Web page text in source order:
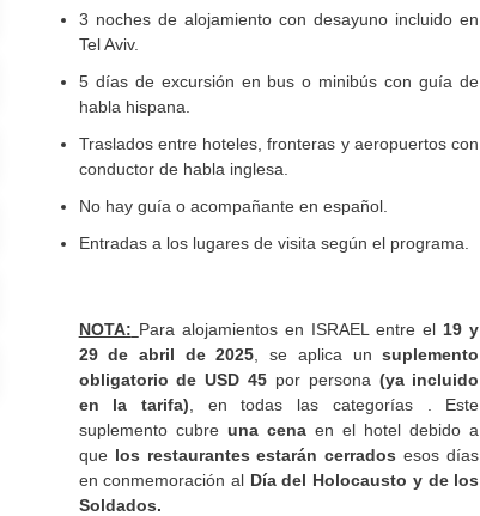
3 noches de alojamiento con desayuno incluido en
Tel Aviv.
5 días de excursión en bus o minibús con guía de
habla hispana.
Traslados entre hoteles, fronteras y aeropuertos con
conductor de habla inglesa.
No hay guía o acompañante en español.
Entradas a los lugares de visita según el programa.
NOTA: Para alojamientos en ISRAEL entre el 19 y
29 de abril de 2025 , se aplica unsuplemento
obligatorio de USD 45 por persona (ya incluido
en la tarifa) , en todas las categorías . Este
suplemento cubreuna cenaen el hotel debido a
que los restaurantes estarán cerrados esos días
en conmemoración al Día del Holocausto y de los
Soldados.